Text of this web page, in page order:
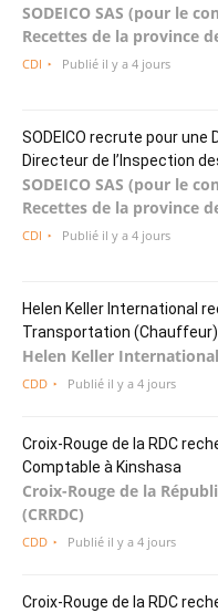
SODEICO SAS (pour le
Recettes de la province
CDI Publié il y a 4 jours
SODEICO recrute pour
Directeur de l’Inspection
SODEICO SAS (pour le
Recettes de la province
CDI Publié il y a 4 jours
Helen Keller International
Transportation
Helen Keller
CDD Publié il y a 4 jours
Croix-Rouge de la RDC
Comptable à Kinshasa
Croix-Rouge de la
(CRRDC)
CDD Publié il y a 4 jours
Croix-Rouge de la RDC